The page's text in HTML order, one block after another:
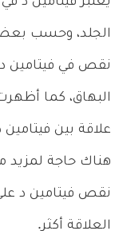
الجلد، وحسب
نقص في فيتامين
البهاق، كما
علاقة بين
هناك حاجة لمزيد
نقص فيتامين د
العلاقة أكثر.